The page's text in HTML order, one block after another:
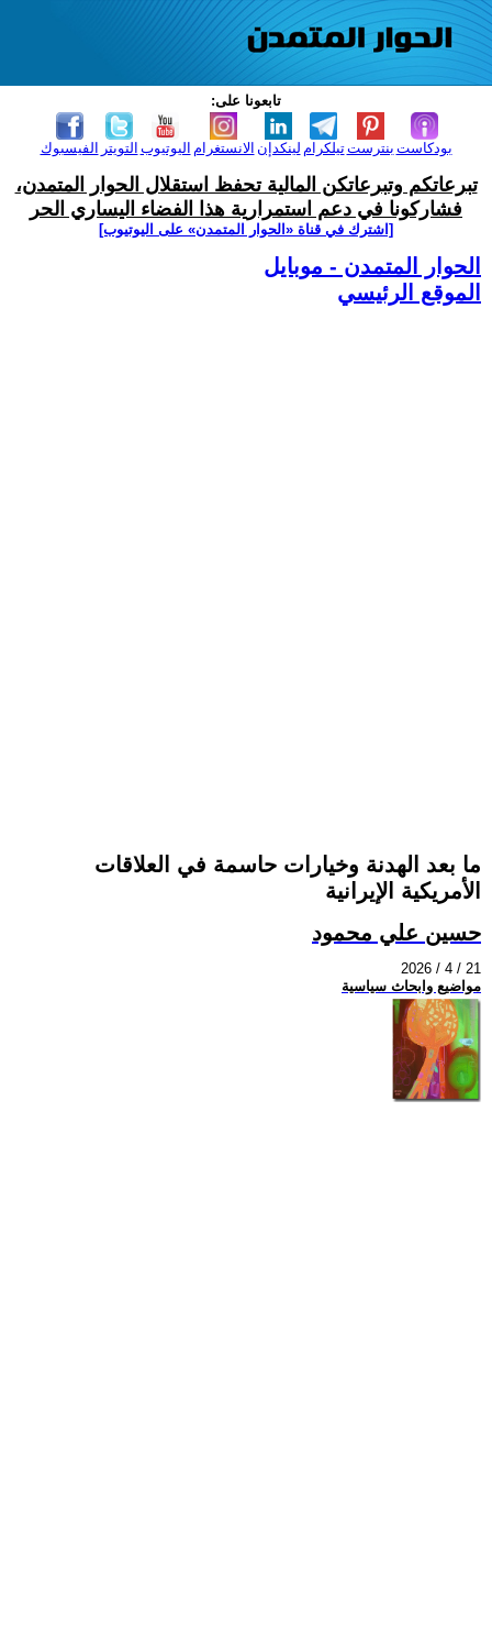
تابعونا على:
الفيسبوك التويتر اليوتيوب الانستغرام لينكدإن تيلكرامبنترست بودكاست
تبرعاتكم وتبرعاتكن المالية تحفظ استقلال الحوار المتمدن،
فشاركونا في دعم استمرارية هذا الفضاء اليساري الحر
[اشترك في قناة ‫«الحوار المتمدن» على اليوتيوب]
الحوار المتمدن - موبايل
الموقع الرئيسي
ما بعد الهدنة وخيارات حاسمة في العلاقات
الأمريكية الإيرانية
حسين علي محمود
2026 / 4 / 21
مواضيع وابحاث سياسية